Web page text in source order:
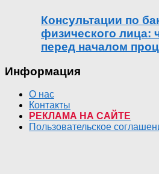
Консультации по
физического лица:
перед началом
Информация
О нас
Контакты
РЕКЛАМА НА САЙТЕ
Пользовательское